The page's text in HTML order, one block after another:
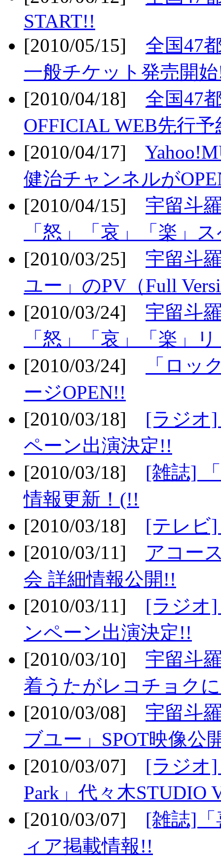
START!!
[2010/05/15] 全国47
一般チケット発売開
[2010/04/18] 全国47
OFFICIAL WEB先行
[2010/04/17]
健治チャンネルが
[2010/04/15] 宇留斗
「怒」「哀」「楽」
[2010/03/25] 宇留斗
ユー」のPV（Full
[2010/03/24] 宇留斗
「怒」「哀」「楽」
[2010/03/24]
「ロッ
ージOPEN!!
[2010/03/18] [ラジオ
ペーン出演決定!!
[2010/03/18] [雑誌]
情報更新！(!!
[2010/03/18] [テレビ
[2010/03/11] アコー
会 詳細情報公開!!
[2010/03/11] [ラジオ
ンペーン出演決定!!
[2010/03/10] 宇留斗
着うたがレコチョク
[2010/03/08] 宇留斗
ブユー」SPOT映像公
[2010/03/07] [ラジオ]
Park」代々木STUDIO
[2010/03/07] [雑誌]「
ィア掲載情報!!